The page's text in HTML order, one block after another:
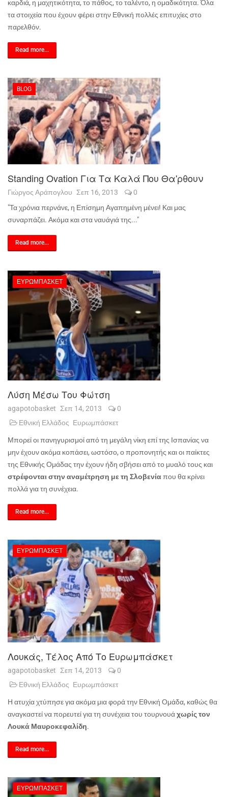
καρδιά, η μαχητικότητα, το πάθος, το ταλέντο, η ομαδικότητα. Όλα
τα στοιχεία που έχουν φέρει στην Εθνική πολλές επιτυχίες στο
παρελθόν.
Read more...
BLOG
Standing Ovation Για Τα Καλά Που Θα'ρθουν
Γιώργος Αράπογλου Σεπ 16, 2013
0
"Τα χρόνια περνάνε, η Επίσημη Αγαπημένη μένει! Και μας
συναρπάζει. Ακόμα και στα ναυάγιά της..."
Read more...
ΕΥΡΩΜΠΆΣΚΕΤ
Λύση Μέσω Του Φώτση
agapotobasket Σεπ 14, 2013
0
Εθνική Ελλάδος Ευρωμπάσκετ
Μπορεί οι πανηγυρισμοί από τη μεγάλη νίκη επί της Ισπανίας να
μην έχουν ακόμα κοπάσει, ωστόσο, ο προπονητής και οι παίκτες
της Εθνικής Ομάδας την έχουν ήδη σβήσει από το μυαλό τους και
στρέφονται στην αναμέτρηση με τη Σλοβενίαπου θα κρίνει
πολλά για τη συνέχεια.
Read more...
ΕΥΡΩΜΠΆΣΚΕΤ
Λουκάς, Τέλος Από Το Ευρωμπάσκετ
agapotobasket Σεπ 14, 2013
0
Εθνική Ελλάδος Ευρωμπάσκετ
Η ατυχία χτύπησε για ακόμα μια φορά την Εθνική Ομάδα, καθώς θα
αναγκαστεί να πορευτεί για τη συνέχεια του τουρνουάχωρίς τον
Λουκά Μαυροκεφαλίδη.
Read more...
ΕΥΡΩΜΠΆΣΚΕΤ